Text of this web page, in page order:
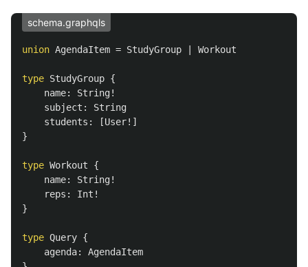
schema.graphqls
union AgendaItem = StudyGroup Workout
type StudyGroup {
name: String!
subject :
String
students : [User!]
}
type Workout
{
name: String!
reps : Int !
}
type Query {
agenda:
AgendaItem